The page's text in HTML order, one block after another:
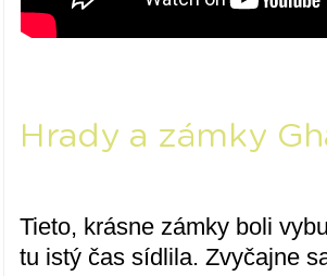
Hrady a zámky
Tieto, krásne zámky boli
tu istý čas sídlila. Zvyčajne